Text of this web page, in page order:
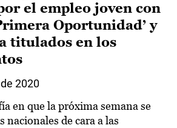
el empleo joven con
Oportunidad’ y
titulados en los
2020
en que la próxima semana se
nacionales de cara a las